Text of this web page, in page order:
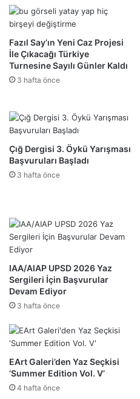
Fazıl Say’ın Yeni Caz Projesi
İle Çıkacağı Türkiye
Turnesine Sayılı Günler Kaldı
3 hafta önce
Çığ Dergisi 3. Öykü Yarışması
Başvuruları Başladı
3 hafta önce
IAA/AIAP UPSD 2026 Yaz
Sergileri İçin Başvurular
Devam Ediyor
3 hafta önce
EArt Galeri’den Yaz Seçkisi
‘Summer Edition Vol. V’
4 hafta önce